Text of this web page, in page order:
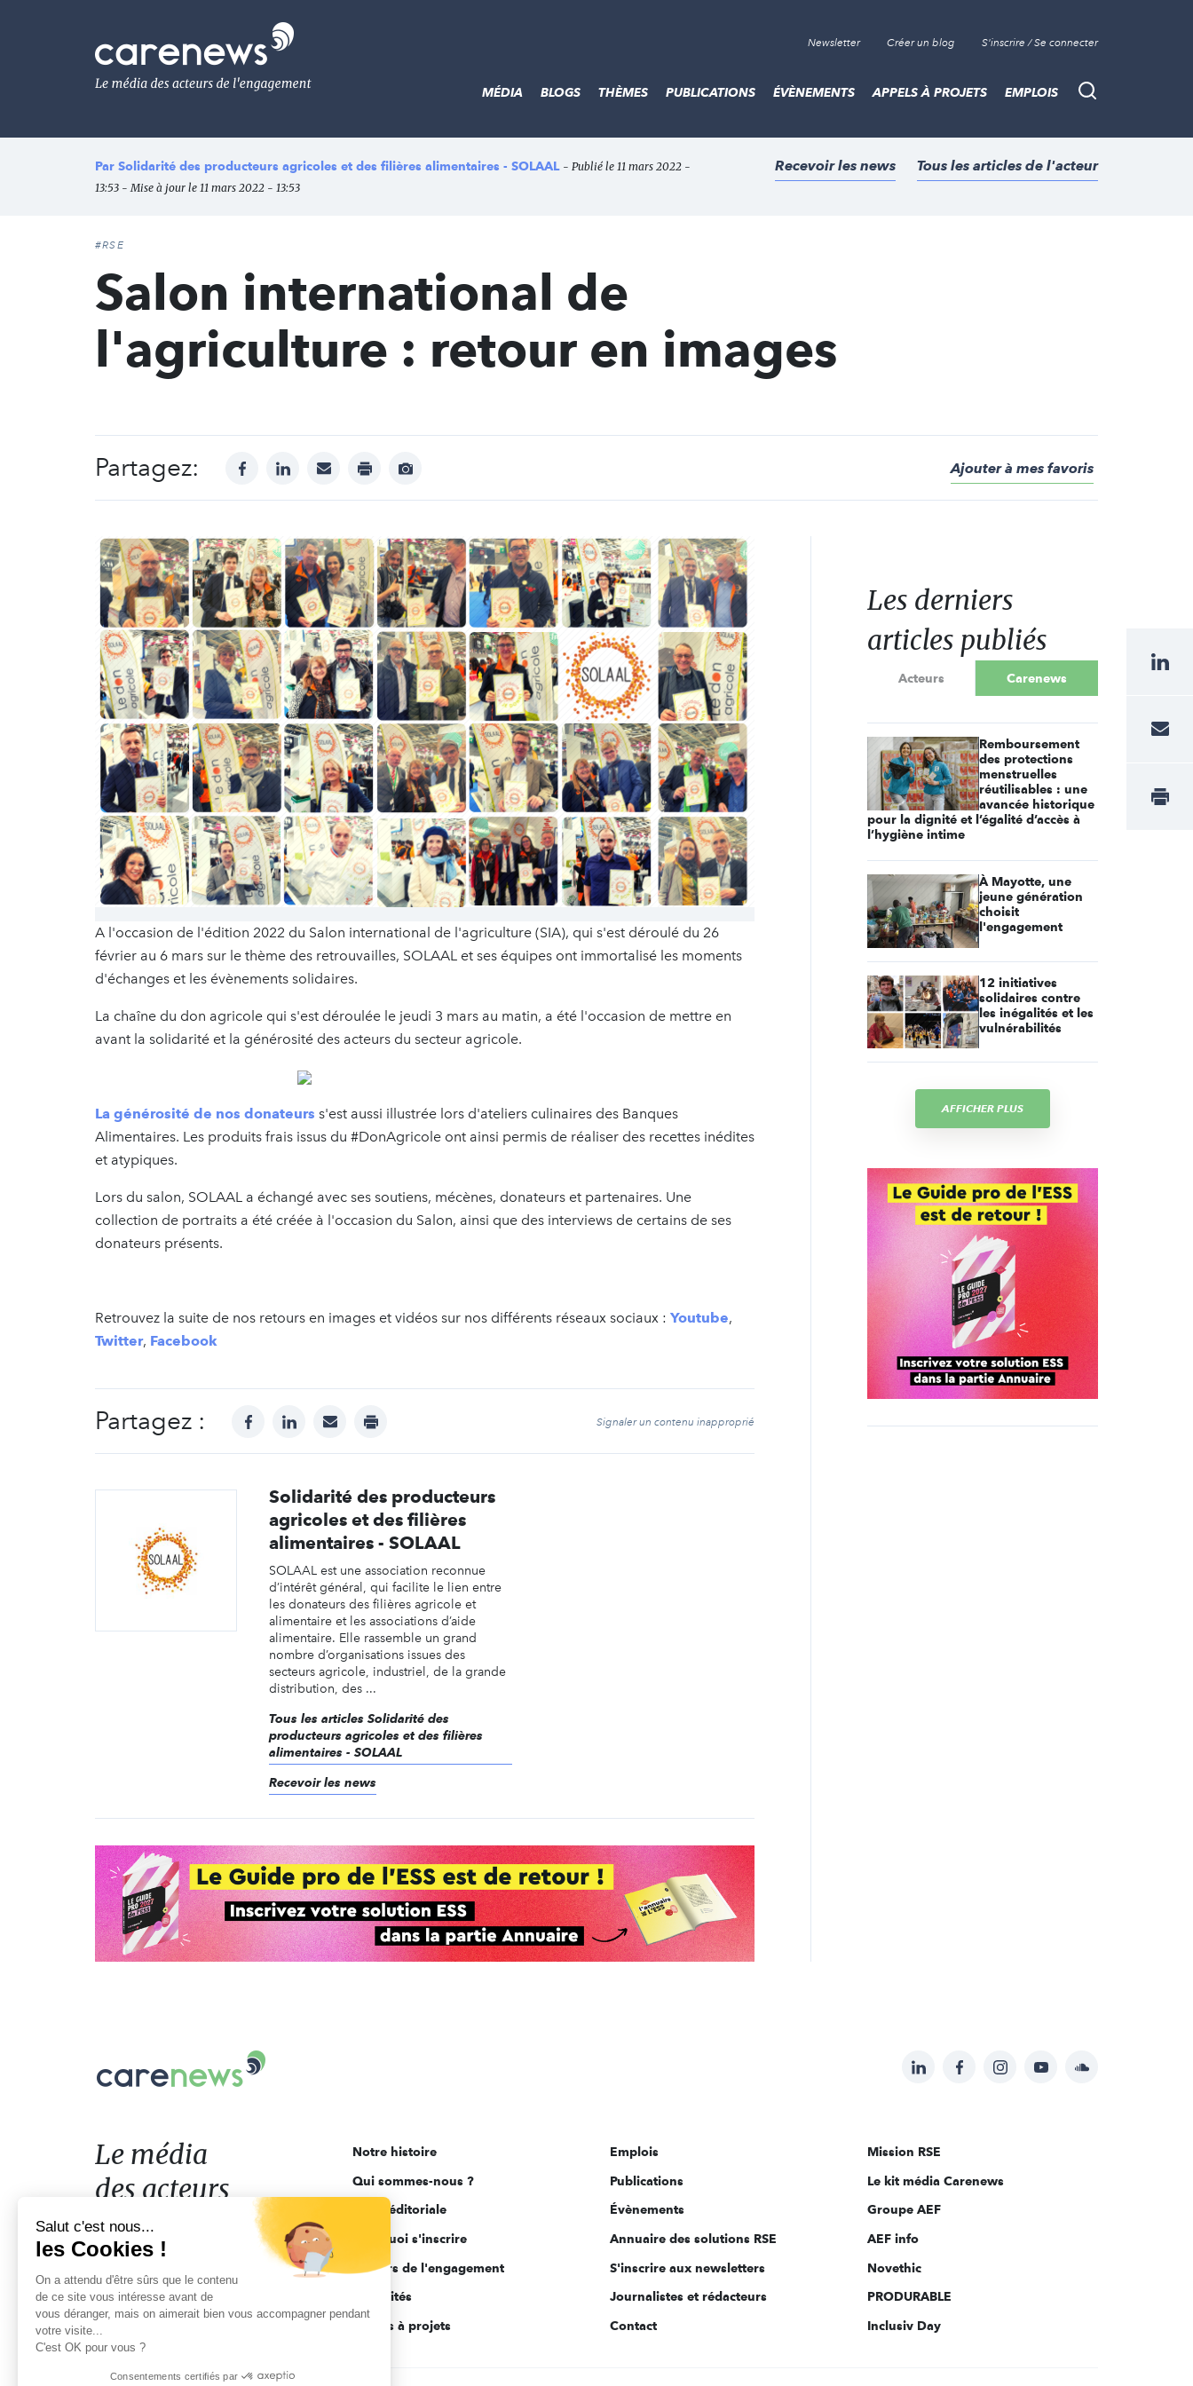
Le
média
de
l'engagement
Newsletter Créer un blog S'inscrire / Se connecter
Recherche
MÉDIA BLOGS THÈMES PUBLICATIONS ÉVÈNEMENTS APPELS À PROJETS EMPLOIS
Par Solidarité des producteurs agricoles et des filières alimentaires - SOLAAL - Publié le 11 mars 2022 -
13:53 - Mise à jour le 11 mars 2022 - 13:53
Recevoir les news Tous les articles de l'acteur
#RSE
Salon international de
l'agriculture : retour en images
Partagez: facebooklinkedinmail print
Afficher
Ajouter à mes favoris
A l'occasion de l'édition 2022 du Salon international de l'agriculture (SIA), qui s'est déroulé du 26
février au 6 mars sur le thème des retrouvailles, SOLAAL et ses équipes ont immortalisé les moments
d'échanges et les évènements solidaires.
La chaîne du don agricole qui s'est déroulée le jeudi 3 mars au matin, a été l'occasion de mettre en
avant la solidarité et la générosité des acteurs du secteur agricole.
La générosité de nos donateurs s'est aussi illustrée lors d'ateliers culinaires des Banques
Alimentaires. Les produits frais issus du #DonAgricole ont ainsi permis de réaliser des recettes inédites
et atypiques.
Lors du salon, SOLAAL a échangé avec ses soutiens, mécènes, donateurs et partenaires. Une
collection de portraits a été créée à l'occasion du Salon, ainsi que des interviews de certains de ses
donateurs présents.
Retrouvez la suite de nos retours en images et vidéos sur nos différents réseaux sociaux : Youtube,
Twitter, Facebook
Partagez : facebooklinkedinmail print Signaler un contenu inapproprié
Solidarité des producteurs
agricoles et des filières
alimentaires - SOLAAL
SOLAAL est une association reconnue
d’intérêt général, qui facilite le lien entre
les donateurs des filières agricole et
alimentaire et les associations d’aide
alimentaire. Elle rassemble un grand
nombre d’organisations issues des
secteurs agricole, industriel, de la grande
distribution, des ...
Tous les articles Solidarité des
producteurs agricoles et des filières
alimentaires - SOLAAL
Recevoir les news
Les derniers
articles publiés
Acteurs Carenews
Remboursement
des protections
menstruelles
réutilisables : une
avancée historique
pour la dignité et l’égalité d’accès à
l’hygiène intime
À Mayotte, une
jeune génération
choisit
l'engagement
12 initiatives
solidaires contre
les inégalités et les
vulnérabilités
AFFICHER PLUS
Suivez-
sur:
LinkedInFacebookInstagramYouTubeSoundcloud
Le
acteurs
de
l'engagement
Le média
des acteurs
de l'engagement
Notre histoire
Qui sommes-nous ?
Ligne éditoriale
Pourquoi s'inscrire
Acteurs de l'engagement
Actualités
Appels à projets
Emplois
Publications
Évènements
Annuaire des solutions RSE
S'inscrire aux newsletters
Journalistes et rédacteurs
Contact
Mission RSE
Le kit média Carenews
Groupe AEF
AEF info
Novethic
PRODURABLE
Inclusiv Day
Salut c'est nous...
les Cookies !
On a attendu d'être sûrs que le contenu
de ce site vous intéresse avant de
vous déranger, mais on aimerait bien vous accompagner pendant
votre visite...
C'est OK pour vous ?
Consentements certifiés par